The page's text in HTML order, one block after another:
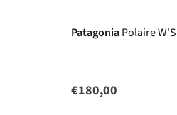
PatagoniaPolaire
€180,00